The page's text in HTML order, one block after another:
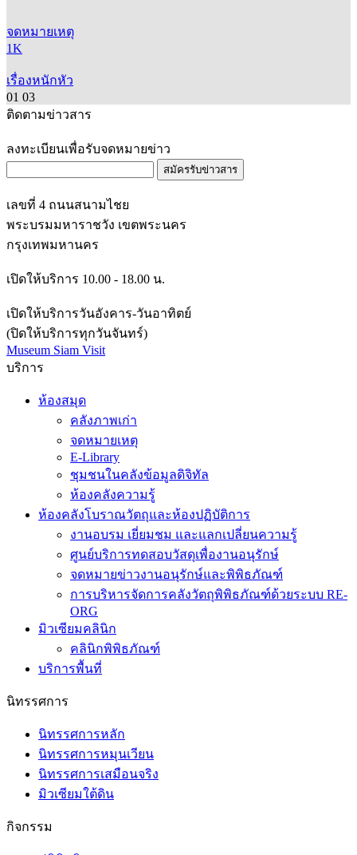
จดหมายเหตุ
1K
เรื่องหนักหัว
01 03
ติดตามข่าวสาร
ลงทะเบียนเพื่อรับจดหมายข่าว
สมัครรับข่าวสาร
เลขที่ 4 ถนนสนามไชย
พระบรมมหาราชวัง เขตพระนคร
กรุงเทพมหานคร
เปิดให้บริการ 10.00 - 18.00 น.
เปิดให้บริการวันอังคาร-วันอาทิตย์
(ปิดให้บริการทุกวันจันทร์)
Museum Siam Visit
บริการ
ห้องสมุด
คลังภาพเก่า
จดหมายเหตุ
E-Library
ชุมชนในคลังข้อมูลดิจิทัล
ห้องคลังความรู้
ห้องคลังโบราณวัตถุและห้องปฏิบัติการ
งานอบรม เยี่ยมชม และแลกเปลี่ยนความรู้
ศูนย์บริการทดสอบวัสดุเพื่องานอนุรักษ์
จดหมายข่าวงานอนุรักษ์และพิพิธภัณฑ์
การบริหารจัดการคลังวัตถุพิพิธภัณฑ์ด้วยระบบ RE-
ORG
มิวเซียมคลินิก
คลินิกพิพิธภัณฑ์
บริการพื้นที่
นิทรรศการ
นิทรรศการหลัก
นิทรรศการหมุนเวียน
นิทรรศการเสมือนจริง
มิวเซียมใต้ดิน
กิจกรรม